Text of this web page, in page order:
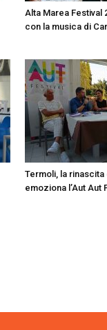
Alta Marea Festival
con la musica di
Termoli, la rinascita
emoziona l’Aut Aut